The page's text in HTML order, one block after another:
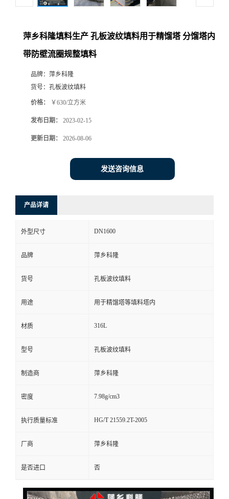
品
厅
方
萍乡科隆填料生产 孔板波纹填料用于精馏塔 分馏塔内
带防壁流圈规整填料
品牌： 萍乡科隆
货号： 孔板波纹填料
价格： ￥630/立方米
发布日期： 2023-02-15
更新日期： 2026-08-06
发送咨询信息
产品详请
外型尺寸 DN1600
品牌 萍乡科隆
货号 孔板波纹填料
用途 用于精馏塔等填料塔内
材质 316L
型号 孔板波纹填料
制造商 萍乡科隆
密度 7.98g/cm3
执行质量标准 HG/T 21559.2T-2005
厂商 萍乡科隆
是否进口 否